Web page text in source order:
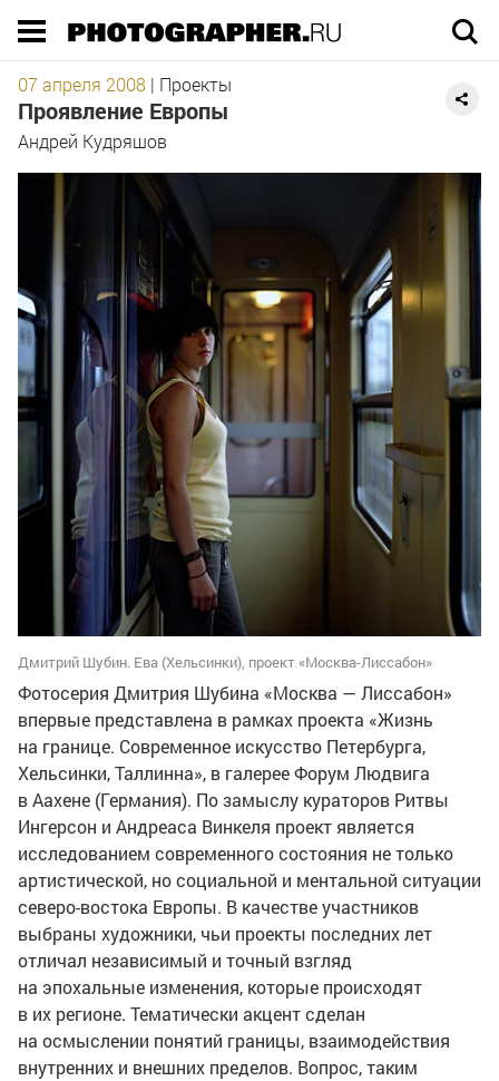
07 апреля 2008 | Проекты
Проявление Европы
Андрей Кудряшов
Дмитрий Шубин. Ева (Хельсинки), проект «Москва-Лиссабон»
Фотосерия Дмитрия Шубина «Москва — Лиссабон»
впервые представлена в рамках проекта «Жизнь
на границе. Современное искусство Петербурга,
Хельсинки, Таллинна», в галерее Форум Людвига
в Аахене (Германия). По замыслу кураторов Ритвы
Ингерсон и Андреаса Винкеля проект является
исследованием современного состояния не только
артистической, но социальной и ментальной ситуации
северо-востока Европы. В качестве участников
выбраны художники, чьи проекты последних лет
отличал независимый и точный взгляд
на эпохальные изменения, которые происходят
в их регионе. Тематически акцент сделан
на осмыслении понятий границы, взаимодействия
внутренних и внешних пределов. Вопрос, таким